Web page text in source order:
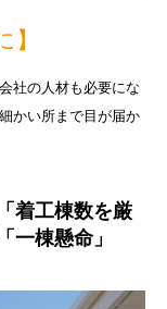
】
社の人材も必要にな
かい所まで目が届か
着工棟数を厳
一棟懸命」